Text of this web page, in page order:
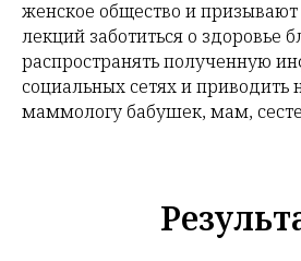
женское общество и
лекций заботиться о здоровье
распространять полученную
социальных сетях и приводить
маммологу бабушек, мам,